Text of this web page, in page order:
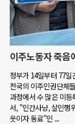
이주노동자 죽
정부가 14일부터 77
전국의 이주인권단체
과정에서 수 많은 미
서, "인간사냥, 살인행
웃이자 동료"인 ...